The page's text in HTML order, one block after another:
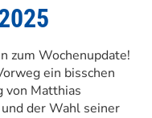
zum Wochenupdate!
ein bisschen
von Matthias
der Wahl seiner